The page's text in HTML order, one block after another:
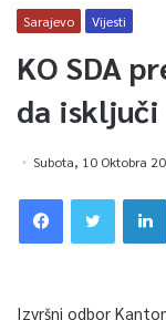
Sarajevo Vijesti
KO SDA
da isključi
Subota, 10 Oktobra
Izvršni odbor